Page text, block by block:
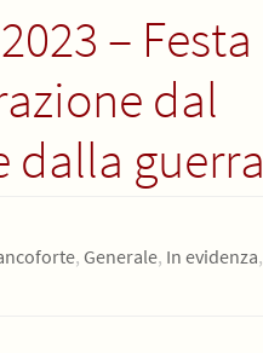
– Festa
dal
dalla guerra
, Generale, In evidenza,